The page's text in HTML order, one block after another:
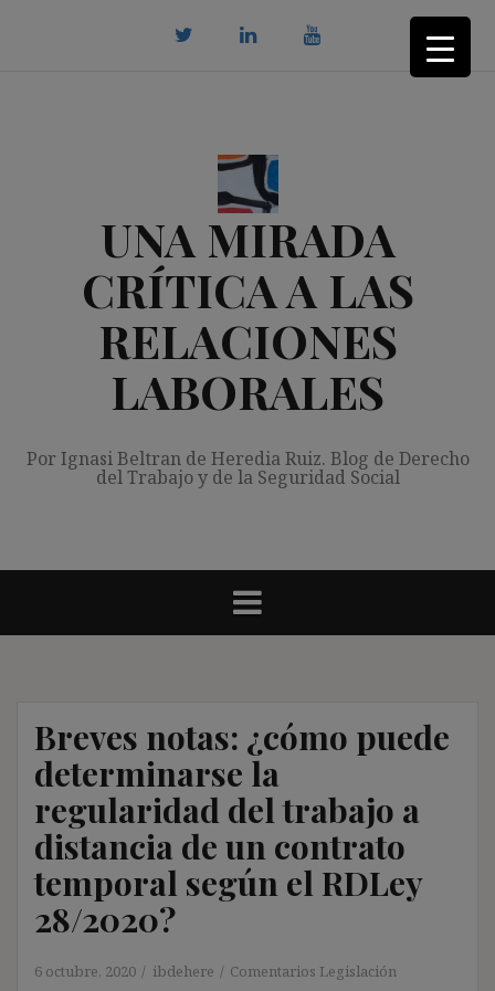
UNA MIRADA
CRÍTICA A LAS
RELACIONES
LABORALES
Por Ignasi Beltran de Heredia Ruiz. Blog de Derecho
del Trabajo y de la Seguridad Social
Breves notas: ¿cómo puede
determinarse la
regularidad del trabajo a
distancia de un contrato
temporal según el RDLey
28/2020?
6 octubre, 2020 ibdehere Comentarios Legislación